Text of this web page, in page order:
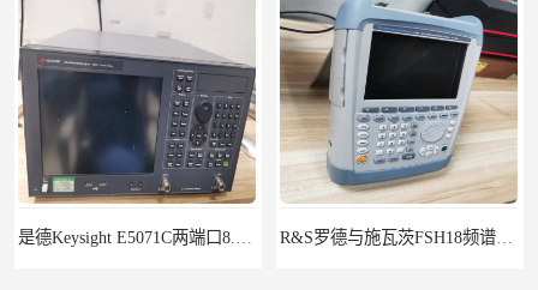
罗德施瓦茨ZNB8矢量网络分析仪2个端口9kHz-8.5GHz